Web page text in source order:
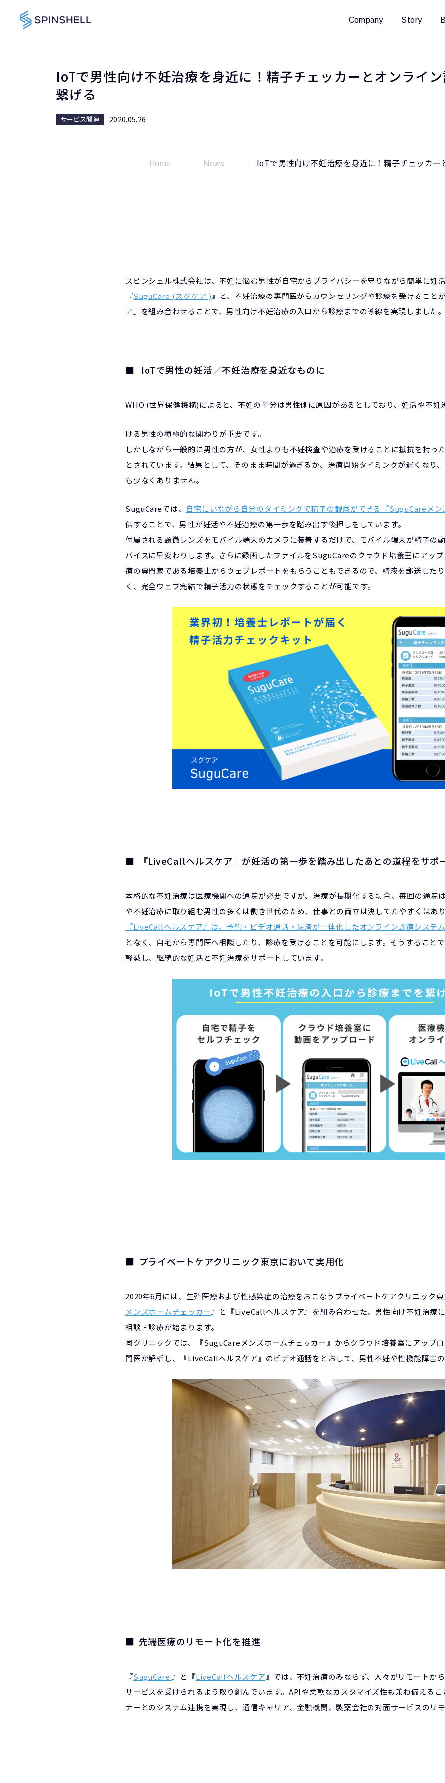
Company Story
IoTで男性向け不妊治療を身近に！精子チェッカーとオンライ
繋げる
サービス関連 2020.05.26
Home News IoTで男性向け不妊治療を身近に！精子チェッカ
スピンシェル株式会社は、不妊に悩む男性が自宅からプライバシーを守りながら簡単に妊
『SuguCare (スグケア ) 』と、不妊治療の専門医からカウンセリングや診療を受けること
ア 』を組み合わせることで、男性向け不妊治療の入口から診療までの導線を実現しました。
IoTで男性の妊活／不妊治療を身近なものに
WHO (世界保健機構)によると、不妊の半分は男性側に原因があるとしており、妊活や不妊
ける男性の積極的な関わりが重要です。
しかしながら一般的に男性の方が、女性よりも不妊検査や治療を受けることに抵抗を持っ
とされています。結果として、そのまま時間が過ぎるか、治療開始タイミングが遅くなり
も少なくありません。
SuguCareでは、 自宅にいながら自分のタイミングで精子の観察ができる『SuguCareメ
供することで、男性が妊活や不妊治療の第一歩を踏み出す後押しをしています。
付属される顕微レンズをモバイル端末のカメラに装着するだけで、モバイル端末が精子の
バイスに早変わりします。さらに録画したファイルをSuguCareのクラウド培養室にアッ
療の専門家である培養士からウェブレポートをもらうこともできるので、精液を郵送した
く、完全ウェブ完結で精子活力の状態をチェックすることが可能です。
『LiveCallヘルスケア』が妊活の第一歩を踏み出したあとの道程をサポ
本格的な不妊治療は医療機関への通院が必要ですが、治療が長期化する場合、毎回の通院
や不妊治療に取り組む男性の多くは働き世代のため、仕事との両立は決してたやすくはあ
『LiveCallヘルスケア』は、予約・ビデオ通話・決済が一体化したオンライン診療システム
となく、自宅から専門医へ相談したり、診療を受けることを可能にします。そうすること
軽減し、継続的な妊活と不妊治療をサポートしています。
プライベートケアクリニック東京において実用化
2020年6月には、生殖医療および性感染症の治療をおこなうプライベートケアクリニック
メンズホームチェッカー 』と『LiveCallヘルスケア』を組み合わせた、男性向け不妊治療
相談・診療が始まります。
同クリニックでは、『SuguCareメンズホームチェッカー』からクラウド培養室にアップ
門医が解析し、『LiveCallヘルスケア』のビデオ通話をとおして、男性不妊や性機能障害
先端医療のリモート化を推進
『SuguCare 』と『LiveCallヘルスケア 』では、不妊治療のみならず、人々がリモートか
サービスを受けられるよう取り組んでいます。APIや柔軟なカスタマイズ性も兼ね備える
ナーとのシステム連携を実現し、通信キャリア、金融機関、製薬会社の対面サービスのリ